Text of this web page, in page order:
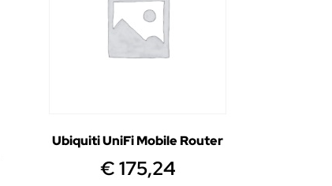
Ubiquiti UniFi Mobile Router
€175,24